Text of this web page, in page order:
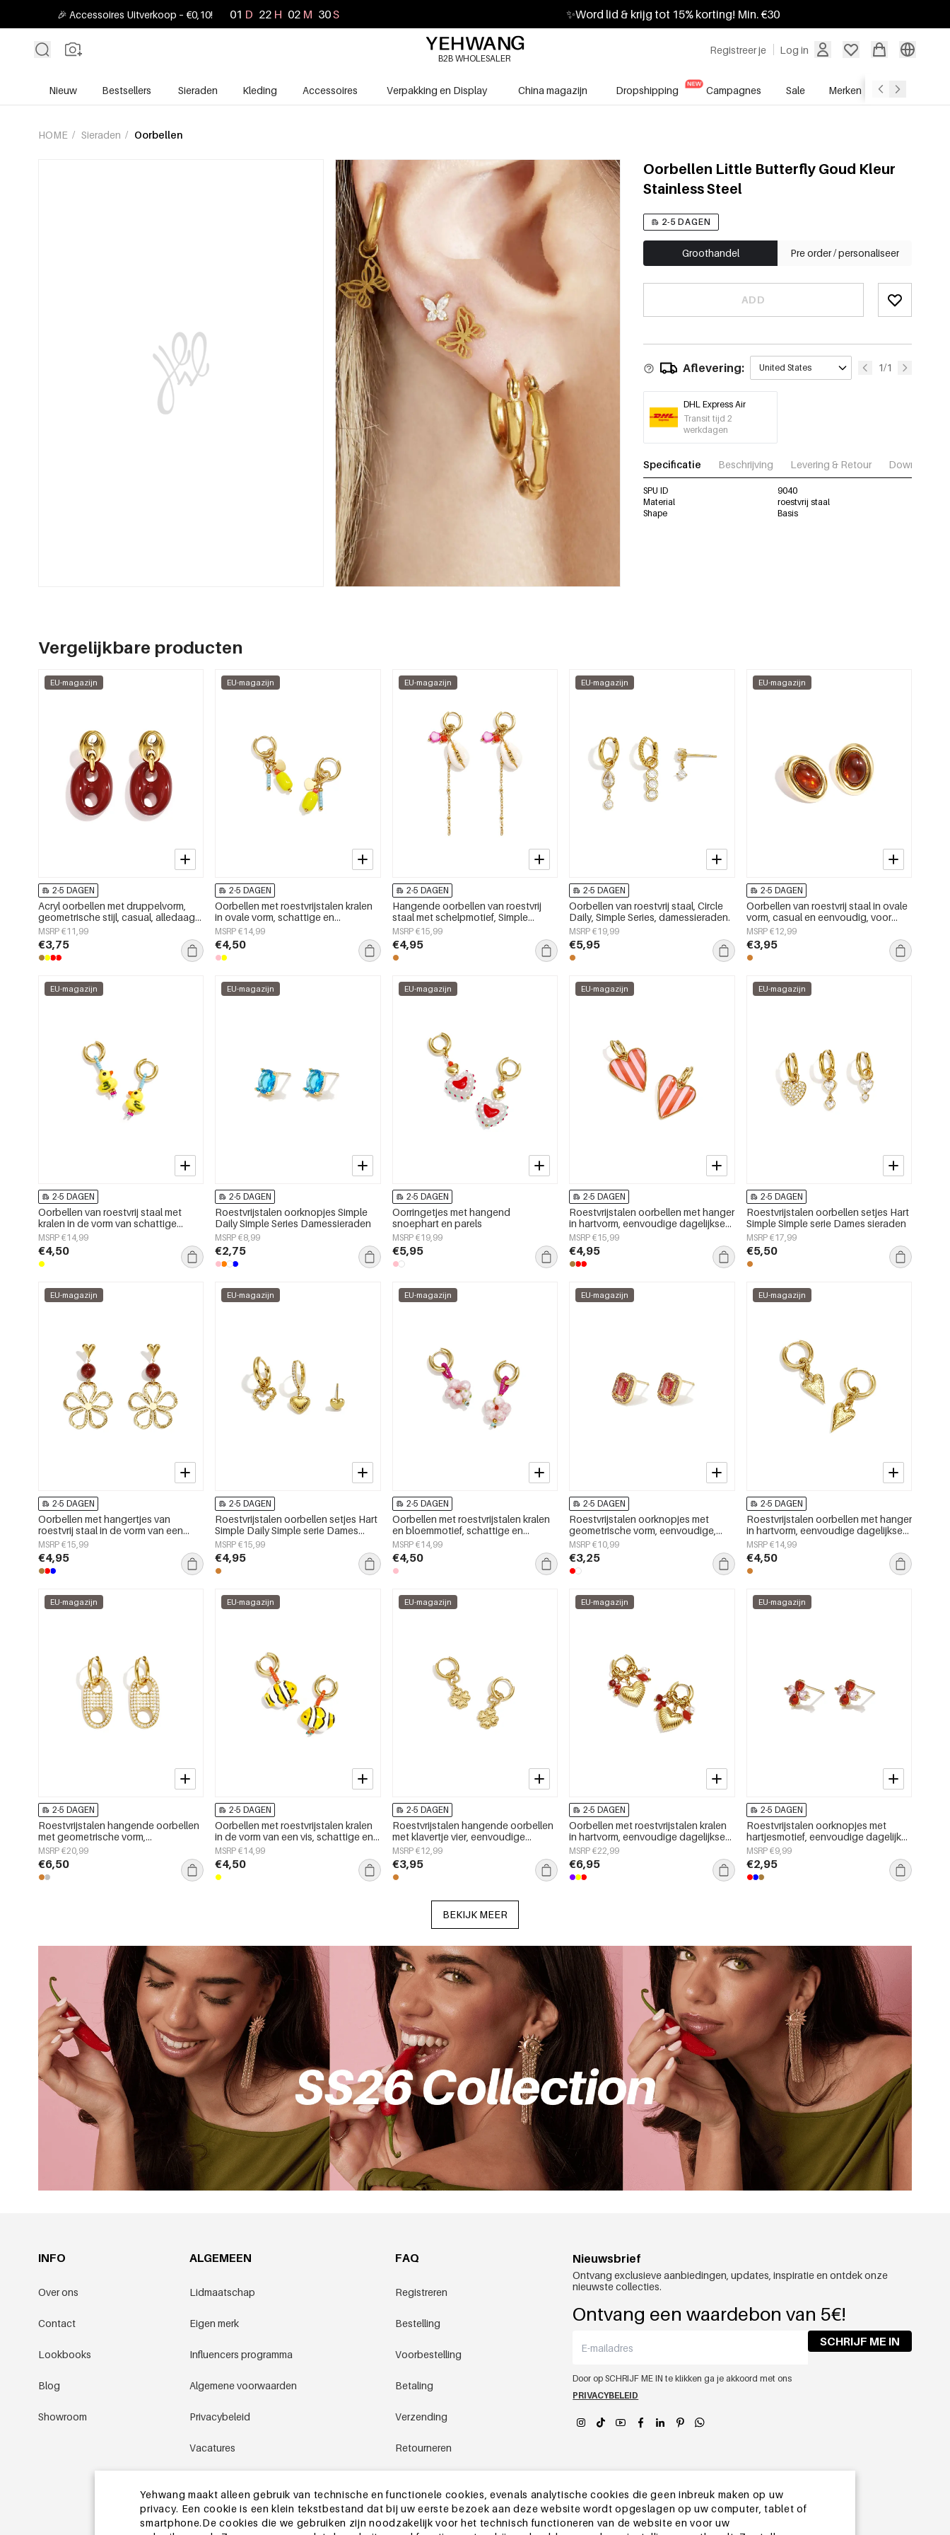
🎉 Accessoires Uitverkoop – €0,10! 01 D 22 H 02 M 29S ✨Word lid & krijg tot 15% korting! Min. €30
Registreer je Log in
B2B WHOLESALER
Nieuw Bestsellers Sieraden Kleding Accessoires Verpakking en Display China magazijn Dropshipping Campagnes Sale Merken
Yehwang maakt alleen gebruik van technische en functionele cookies, evenals analytische cookies die geen inbreuk maken op uw
privacy. Een cookie is een klein tekstbestand dat bij uw eerste bezoek aan deze website wordt opgeslagen op uw computer, tablet of
smartphone.De cookies die we gebruiken zijn noodzakelijk voor het technisch functioneren van de website en voor uw
HOME / Sieraden / Oorbellen
Oorbellen Little Butterfly Goud Kleur
Stainless Steel
2-5 DAGEN
Groothandel Pre order / personaliseer
ADD
Aflevering: United States 1/1
DHL Express Air
Transit tijd 2
werkdagen
Specificatie Beschrijving Levering & Retour Download
SPU ID
9040
Material
roestvrij staal
Shape
Basis
Vergelijkbare producten
EU-magazijn
2-5 DAGEN
Acryl oorbellen met druppelvorm,
geometrische stijl, casual, alledaags,
eenvoudige serie, dames sieraden
MSRP €11,99
€3,75
EU-magazijn
2-5 DAGEN
Oorbellen met roestvrijstalen kralen
in ovale vorm, schattige en
eenvoudige serie voor dagelijks
gebruik, damessieraden
MSRP €14,99
€4,50
EU-magazijn
2-5 DAGEN
Hangende oorbellen van roestvrij
staal met schelpmotief, Simple
Simple serie, dames sieraden
MSRP €15,99
€4,95
EU-magazijn
2-5 DAGEN
Oorbellen van roestvrij staal, Circle
Daily, Simple Series, damessieraden.
MSRP €19,99
€5,95
EU-magazijn
2-5 DAGEN
Oorbellen van roestvrij staal in ovale
vorm, casual en eenvoudig, voor
dagelijks gebruik, damessieraden.
MSRP €12,99
€3,95
EU-magazijn
2-5 DAGEN
Oorbellen van roestvrij staal met
kralen in de vorm van schattige
dieren, uit de Daily Simple-serie voor
dames.
MSRP €14,99
€4,50
EU-magazijn
2-5 DAGEN
Roestvrijstalen oorknopjes Simple
Daily Simple Series Damessieraden
MSRP €8,99
€2,75
EU-magazijn
2-5 DAGEN
Oorringetjes met hangend
snoephart en parels
MSRP €19,99
€5,95
EU-magazijn
2-5 DAGEN
Roestvrijstalen oorbellen met hanger
in hartvorm, eenvoudige dagelijkse
serie, damessieraden
MSRP €15,99
€4,95
EU-magazijn
2-5 DAGEN
Roestvrijstalen oorbellen setjes Hart
Simple Simple serie Dames sieraden
MSRP €17,99
€5,50
EU-magazijn
2-5 DAGEN
Oorbellen met hangertjes van
roestvrij staal in de vorm van een
bloem uit de Daily Simple-serie voor
dames.
MSRP €15,99
€4,95
EU-magazijn
2-5 DAGEN
Roestvrijstalen oorbellen setjes Hart
Simple Daily Simple serie Dames
sieraden
MSRP €15,99
€4,95
EU-magazijn
2-5 DAGEN
Oorbellen met roestvrijstalen kralen
en bloemmotief, schattige en
eenvoudige serie, damessieraden.
MSRP €14,99
€4,50
EU-magazijn
2-5 DAGEN
Roestvrijstalen oorknopjes met
geometrische vorm, eenvoudige,
alledaagse serie, damessieraden
MSRP €10,99
€3,25
EU-magazijn
2-5 DAGEN
Roestvrijstalen oorbellen met hanger
in hartvorm, eenvoudige dagelijkse
serie, damessieraden
MSRP €14,99
€4,50
EU-magazijn
2-5 DAGEN
Roestvrijstalen hangende oorbellen
met geometrische vorm,
eenvoudige, alledaagse serie,
damessieraden
MSRP €20,99
€6,50
EU-magazijn
2-5 DAGEN
Oorbellen met roestvrijstalen kralen
in de vorm van een vis, schattige en
eenvoudige serie voor dagelijks
gebruik, damessieraden
MSRP €14,99
€4,50
EU-magazijn
2-5 DAGEN
Roestvrijstalen hangende oorbellen
met klavertje vier, eenvoudige
dagelijkse sieraden uit de Simple-
serie voor dames.
MSRP €12,99
€3,95
EU-magazijn
2-5 DAGEN
Oorbellen met roestvrijstalen kralen
in hartvorm, eenvoudige dagelijkse
serie voor dames.
MSRP €22,99
€6,95
EU-magazijn
2-5 DAGEN
Roestvrijstalen oorknopjes met
hartjesmotief, eenvoudige dagelijkse
sieraden uit de Simple Series voor
dames.
MSRP €9,99
€2,95
BEKIJK MEER
INFO
Over ons
Contact
Lookbooks
Blog
Showroom
ALGEMEEN
Lidmaatschap
Eigen merk
Influencers programma
Algemene voorwaarden
Privacybeleid
Vacatures
Sitemap
FAQ
Registreren
Bestelling
Voorbestelling
Betaling
Verzending
Retourneren
Andere vragen
Nieuwsbrief
Ontvang exclusieve aanbiedingen, updates, inspiratie en ontdek onze
nieuwste collecties.
Ontvang een waardebon van 5€!
SCHRIJF ME IN
Door op SCHRIJF ME IN te klikken ga je akkoord met ons
PRIVACYBELEID
YEHWANG app